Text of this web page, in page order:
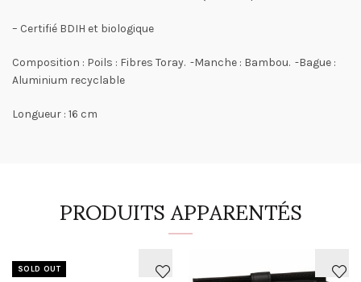
– Certifié BDIH et biologique
Composition : Poils : Fibres Toray. -Manche : Bambou. -Bague :
Aluminium recyclable
Longueur : 16 cm
PRODUITS APPARENTÉS
SOLD OUT